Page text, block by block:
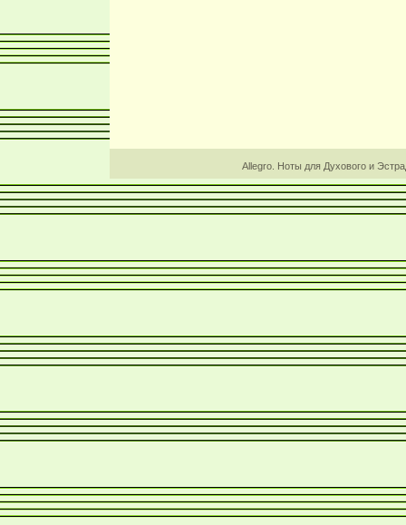
Allegro. Ноты для Духового и